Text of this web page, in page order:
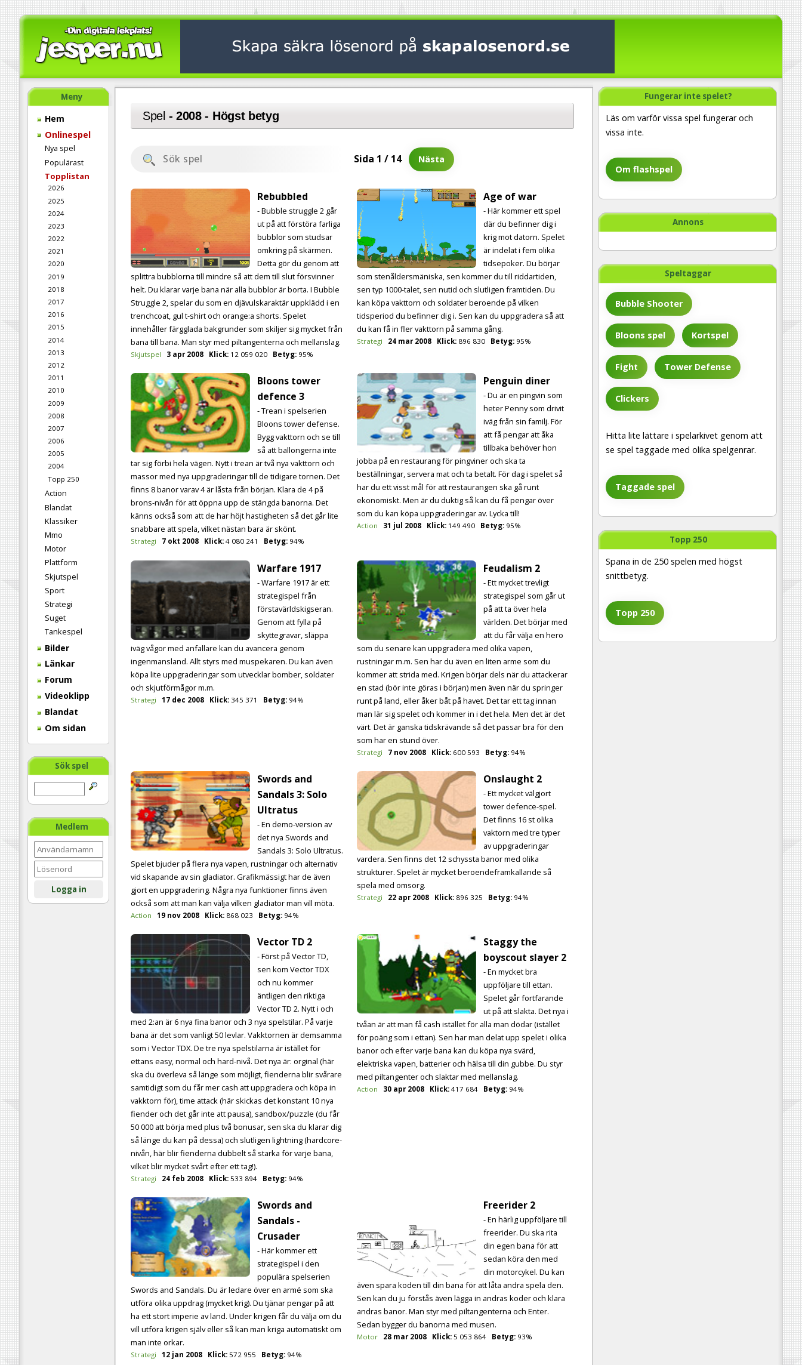
Meny
Hem
Onlinespel
Nya spel
Populärast
Topplistan
2026
2025
2024
2023
2022
2021
2020
2019
2018
2017
2016
2015
2014
2013
2012
2011
2010
2009
2008
2007
2006
2005
2004
Topp 250
Action
Blandat
Klassiker
Mmo
Motor
Plattform
Skjutspel
Sport
Strategi
Suget
Tankespel
Bilder
Länkar
Forum
Videoklipp
Blandat
Om sidan
Sök spel
Medlem
Logga in
Fungerar inte spelet?
Läs om varför vissa spel fungerar och
vissa inte.
Om flashspel
Annons
Speltaggar
Bubble Shooter
Bloons spel Kortspel
Fight Tower Defense
Clickers
Hitta lite lättare i spelarkivet genom att
se spel taggade med olika spelgenrar.
Taggade spel
Topp 250
Spana in de 250 spelen med högst
snittbetyg.
Topp 250
Spel - 2008 - Högst betyg
Sida 1 / 14 Nästa
Rebubbled
- Bubble struggle 2 går
ut på att förstöra farliga
bubblor som studsar
omkring på skärmen.
Detta gör du genom att
splittra bubblorna till mindre så att dem till slut försvinner
helt. Du klarar varje bana när alla bubblor är borta. I Bubble
Struggle 2, spelar du som en djävulskaraktär uppklädd i en
trenchcoat, gul t-shirt och orange:a shorts. Spelet
innehåller färgglada bakgrunder som skiljer sig mycket från
bana till bana. Man styr med piltangenterna och mellanslag.
Skjutspel 3 apr 2008 Klick: 12 059 020 Betyg: 95%
Age of war
- Här kommer ett spel
där du befinner dig i
krig mot datorn. Spelet
är indelat i fem olika
tidsepoker. Du börjar
som stenåldersmäniska, sen kommer du till riddartiden,
sen typ 1000-talet, sen nutid och slutligen framtiden. Du
kan köpa vakttorn och soldater beroende på vilken
tidsperiod du befinner dig i. Sen kan du uppgradera så att
du kan få in fler vakttorn på samma gång.
Strategi 24 mar 2008 Klick:896 830 Betyg: 95%
Bloons tower
defence 3
- Trean i spelserien
Bloons tower defense.
Bygg vakttorn och se till
så att ballongerna inte
tar sig förbi hela vägen. Nytt i trean är två nya vakttorn och
massor med nya uppgraderingar till de tidigare tornen. Det
finns 8 banor varav 4 är låsta från början. Klara de 4 på
brons-nivån för att öppna upp de stängda banorna. Det
känns också som att de har höjt hastigheten så det går lite
snabbare att spela, vilket nästan bara är skönt.
Strategi 7 okt 2008 Klick: 4 080 241 Betyg: 94%
Penguin diner
- Du är en pingvin som
heter Penny som drivit
iväg från sin familj. För
att få pengar att åka
tillbaka behöver hon
jobba på en restaurang för pingviner och ska ta
beställningar, servera mat och ta betalt. För dag i spelet så
har du ett visst mål för att restaurangen ska gå runt
ekonomiskt. Men är du duktig så kan du få pengar över
som du kan köpa uppgraderingar av. Lycka till!
Action 31 jul 2008 Klick:149 490 Betyg: 95%
Warfare 1917
- Warfare 1917 är ett
strategispel från
förstavärldskigseran.
Genom att fylla på
skyttegravar, släppa
iväg vågor med anfallare kan du avancera genom
ingenmansland. Allt styrs med muspekaren. Du kan även
köpa lite uppgraderingar som utvecklar bomber, soldater
och skjutförmågor m.m.
Strategi 17 dec 2008 Klick: 345 371 Betyg: 94%
Feudalism 2
- Ett mycket trevligt
strategispel som går ut
på att ta över hela
världen. Det börjar med
att du får välja en hero
som du senare kan uppgradera med olika vapen,
rustningar m.m. Sen har du även en liten arme som du
kommer att strida med. Krigen börjar dels när du attackerar
en stad (bör inte göras i början) men även när du springer
runt på land, eller åker båt på havet. Det tar ett tag innan
man lär sig spelet och kommer in i det hela. Men det är det
värt. Det är ganska tidskrävande så det passar bra för den
som har en stund över.
Strategi 7 nov 2008 Klick:600 593 Betyg: 94%
Swords and
Sandals 3: Solo
Ultratus
- En demo-version av
det nya Swords and
Sandals 3: Solo Ultratus.
Spelet bjuder på flera nya vapen, rustningar och alternativ
vid skapande av sin gladiator. Grafikmässigt har de även
gjort en uppgradering. Några nya funktioner finns även
också som att man kan välja vilken gladiator man vill möta.
Action 19 nov 2008 Klick: 868 023 Betyg: 94%
Onslaught 2
- Ett mycket välgjort
tower defence-spel.
Det finns 16 st olika
vaktorn med tre typer
av uppgraderingar
vardera. Sen finns det 12 schyssta banor med olika
strukturer. Spelet är mycket beroendeframkallande så
spela med omsorg.
Strategi 22 apr 2008 Klick:896 325 Betyg: 94%
Vector TD 2
- Först på Vector TD,
sen kom Vector TDX
och nu kommer
äntligen den riktiga
Vector TD 2. Nytt i och
med 2:an är 6 nya fina banor och 3 nya spelstilar. På varje
bana är det som vanligt 50 levlar. Vakktornen är demsamma
som i Vector TDX. De tre nya spelstilarna är istället för
ettans easy, normal och hard-nivå. Det nya är: orginal (här
ska du överleva så länge som möjligt, fienderna blir svårare
samtidigt som du får mer cash att uppgradera och köpa in
vakktorn för), time attack (här skickas det konstant 10 nya
fiender och det går inte att pausa), sandbox/puzzle (du får
50 000 att börja med plus två bonusar, sen ska du klarar dig
så länge du kan på dessa) och slutligen lightning (hardcore-
nivån, här blir fienderna dubbelt så starka för varje bana,
vilket blir mycket svårt efter ett tag!).
Strategi 24 feb 2008 Klick: 533 894 Betyg: 94%
Staggy the
boyscout slayer 2
- En mycket bra
uppföljare till ettan.
Spelet går fortfarande
ut på att slakta. Det nya i
tvåan är att man få cash istället för alla man dödar (istället
för poäng som i ettan). Sen har man delat upp spelet i olika
banor och efter varje bana kan du köpa nya svärd,
elektriska vapen, batterier och hälsa till din gubbe. Du styr
med piltangenter och slaktar med mellanslag.
Action 30 apr 2008 Klick:417 684 Betyg: 94%
Swords and
Sandals -
Crusader
- Här kommer ett
strategispel i den
populära spelserien
Swords and Sandals. Du är ledare över en armé som ska
utföra olika uppdrag (mycket krig). Du tjänar pengar på att
ha ett stort imperie av land. Under krigen får du välja om du
vill utföra krigen själv eller så kan man kriga automatiskt om
man inte orkar.
Strategi 12 jan 2008 Klick: 572 955 Betyg: 94%
Freerider 2
- En härlig uppföljare till
freerider. Du ska rita
din egen bana för att
sedan köra den med
din motorcykel. Du kan
även spara koden till din bana för att låta andra spela den.
Sen kan du ju förstås även lägga in andras koder och klara
andras banor. Man styr med piltangenterna och Enter.
Sedan bygger du banorna med musen.
Motor 28 mar 2008 Klick:5 053 864 Betyg: 93%